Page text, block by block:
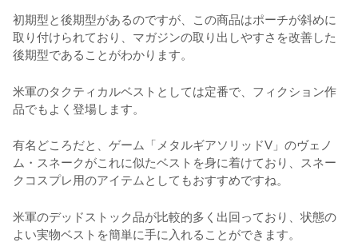
初期型と後期型があるのですが、この商品はポーチが斜めに
取り付けられており、マガジンの取り出しやすさを改善した
後期型であることがわかります。
米軍のタクティカルベストとしては定番で、フィクション作
品でもよく登場します。
有名どころだと、ゲーム「メタルギアソリッドV」のヴェノ
ム・スネークがこれに似たベストを身に着けており、スネー
クコスプレ用のアイテムとしてもおすすめですね。
米軍のデッドストック品が比較的多く出回っており、状態の
よい実物ベストを簡単に手に入れることができます。